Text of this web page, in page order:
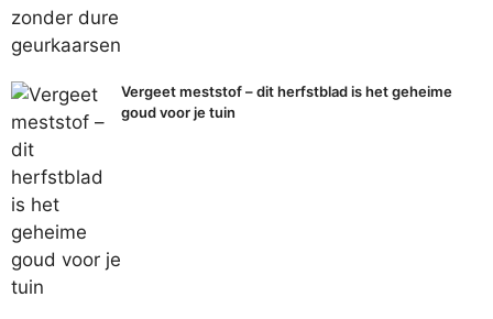
Vergeet meststof – dit herfstblad is het geheime
goud voor je tuin